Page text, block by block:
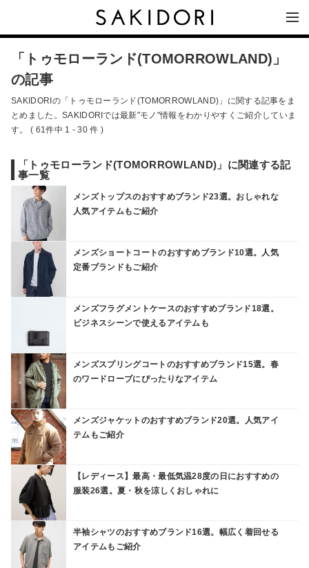
「トゥモローランド(TOMORROWLAND)」
の記事
SAKIDORIの「トゥモローランド(TOMORROWLAND)」に関する記事をま
とめました。SAKIDORIでは最新"モノ"情報をわかりやすくご紹介していま
す。 ( 61件中 1 - 30 件 )
「トゥモローランド(TOMORROWLAND)」に関連する記
事一覧
メンズトップスのおすすめブランド23選。おしゃれな
人気アイテムもご紹介
メンズショートコートのおすすめブランド10選。人気
定番ブランドもご紹介
メンズフラグメントケースのおすすめブランド18選。
ビジネスシーンで使えるアイテムも
メンズスプリングコートのおすすめブランド15選。春
のワードローブにぴったりなアイテム
メンズジャケットのおすすめブランド20選。人気アイ
テムもご紹介
【レディース】最高・最低気温28度の日におすすめの
服装26選。夏・秋を涼しくおしゃれに
半袖シャツのおすすめブランド16選。幅広く着回せる
アイテムもご紹介